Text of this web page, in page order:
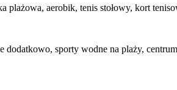
plażowa, aerobik, tenis stołowy, kort
dodatkowo, sporty wodne na plaży,